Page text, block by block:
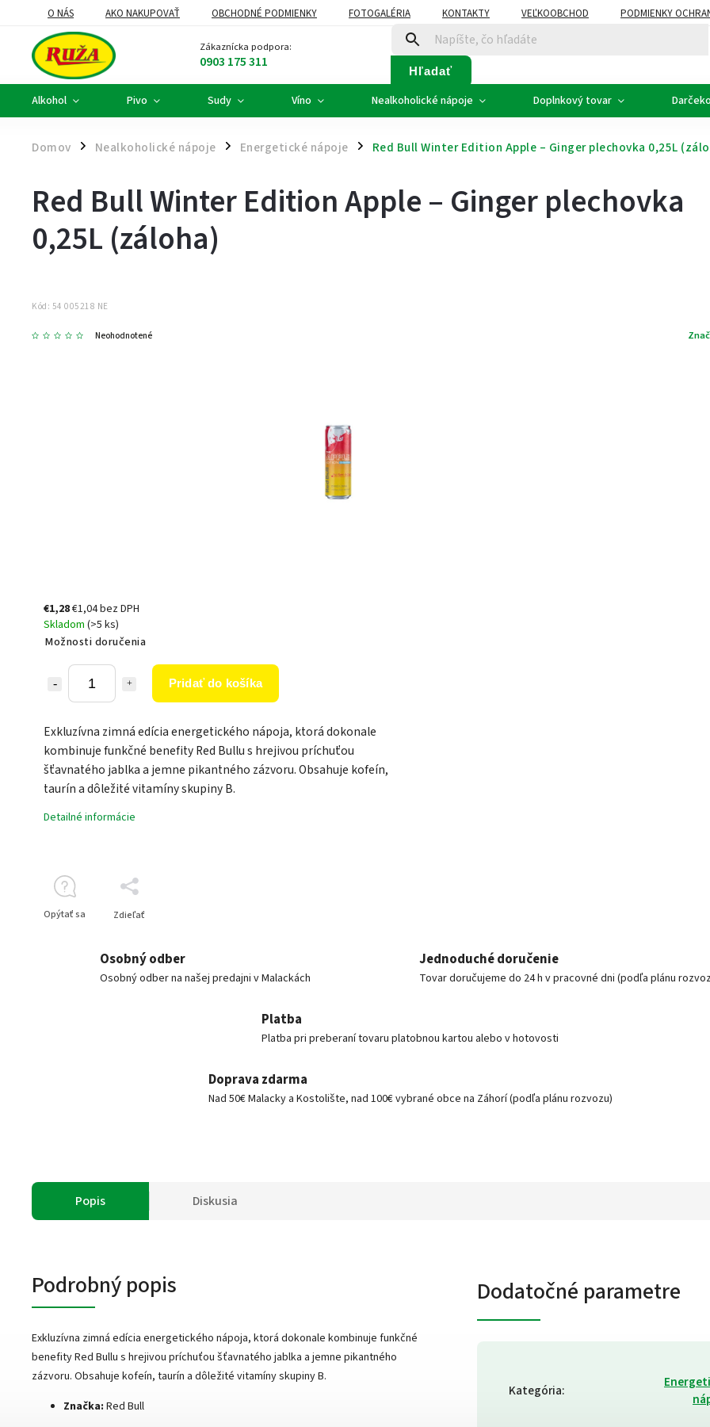
O NÁS AKO NAKUPOVAŤ OBCHODNÉ PODMIENKY FOTOGALÉRIA KONTAKTY VEĽKOOBCHOD PODMIENKY
DARČEKOVÉ KOŠE A FIREMNÉ DARČEKY
SVADOBNÉ VÍNO - ETIKETY
PLÁN ROZVOZU
Zákaznícka podpora:
0903 175 311 Hľadať
Alkohol Pivo Sudy Víno Nealkoholické nápoje Doplnkový tovar
Domov / Nealkoholické nápoje / Energetické nápoje / Red Bull Winter Edition Apple – Ginger plechovka 0,25L
Red Bull Winter Edition Apple – Ginger plechovka
0,25L (záloha)
Kód: 54 005218 NE
Neohodnotené
€1,28€1,04 bez DPH
Skladom (>5 ks)
Možnosti doručenia
Pridať do košíka
Exkluzívna zimná edícia energetického nápoja, ktorá dokonale
kombinuje funkčné benefity Red Bullu s hrejivou príchuťou
šťavnatého jablka a jemne pikantného zázvoru. Obsahuje kofeín,
taurín a dôležité vitamíny skupiny B.
Detailné informácie
Opýtať sa Zdieľať
Osobný odber
Osobný odber na našej predajni v Malackách
Jednoduché doručenie
Tovar doručujeme do 24 h v pracovné dni (podľa plánu
Platba
Platba pri preberaní tovaru platobnou kartou alebo v hotovosti
Doprava zdarma
Nad 50€ Malacky a Kostolište, nad 100€ vybrané obce na Záhorí (podľa plánu rozvozu)
Popis Diskusia
Podrobný popis
Exkluzívna zimná edícia energetického nápoja, ktorá dokonale kombinuje funkčné
benefity Red Bullu s hrejivou príchuťou šťavnatého jablka a jemne pikantného
zázvoru. Obsahuje kofeín, taurín a dôležité vitamíny skupiny B.
Značka: Red Bull
Dodatočné parametre
Kategória: